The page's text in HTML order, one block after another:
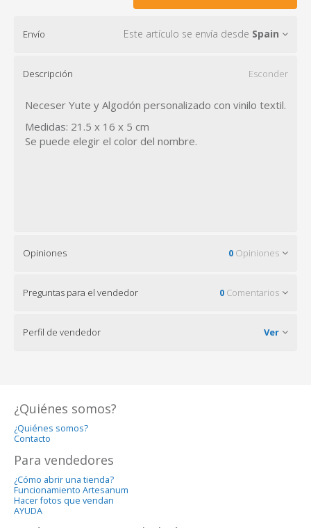
Envío Este artículo se envía desde Spain
Descripción Esconder
Neceser Yute y Algodón personalizado con vinilo textil.
Medidas: 21.5 x 16 x 5 cm
Se puede elegir el color del nombre.
Opiniones 0 Opiniones
Preguntas para el vendedor 0 Comentarios
Perfil de vendedor Ver
¿Quiénes somos?
¿Quiénes somos?
Contacto
Para vendedores
¿Cómo abrir una tienda?
Funcionamiento Artesanum
Hacer fotos que vendan
AYUDA